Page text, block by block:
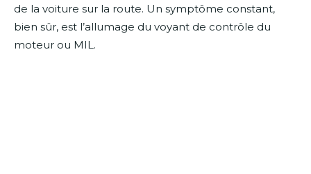
de la voiture sur la route. Un symptôme constant,
bien sûr, est l’allumage du voyant de contrôle du
moteur ou MIL.